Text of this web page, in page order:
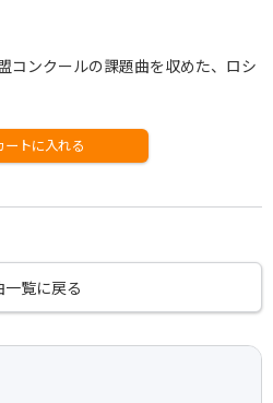
コンクールの課題曲を収めた、ロシ
ートに入れる
一覧に戻る